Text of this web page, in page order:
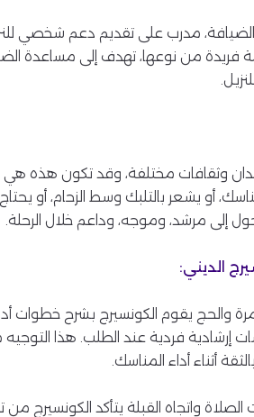
مدرب على تقديم دعم شخصي
فريدة من نوعها، تهدف إلى مساعدة
وثقافات مختلفة، وقد تكون هذه هي
أو يشعر بالتلبك وسط الزحام، أو
إلى مرشد، وموجه، وداعم خلال الرحلة.
الديني:
والحج يقوم الكونسيرج بشرح خطوات
إرشادية فردية عند الطلب. هذا
أثناء أداء المناسك.
واتجاه القبلة يتأكد الكونسيرج من